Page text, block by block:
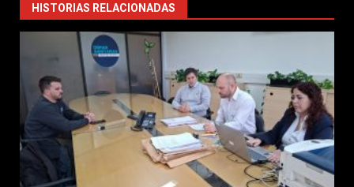
HISTORIAS RELACIONADAS